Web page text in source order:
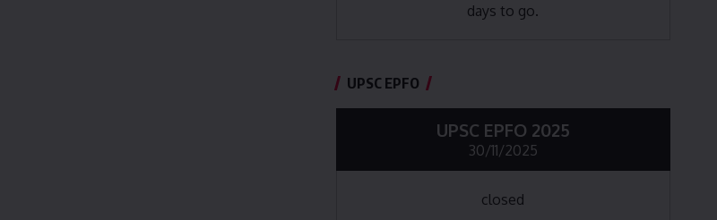
days to go.
UPSC EPFO
UPSC EPFO 2025
30/11/2025
closed